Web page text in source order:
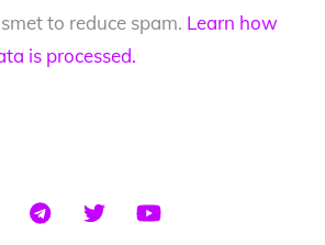
to reduce spam. Learn how
is processed.